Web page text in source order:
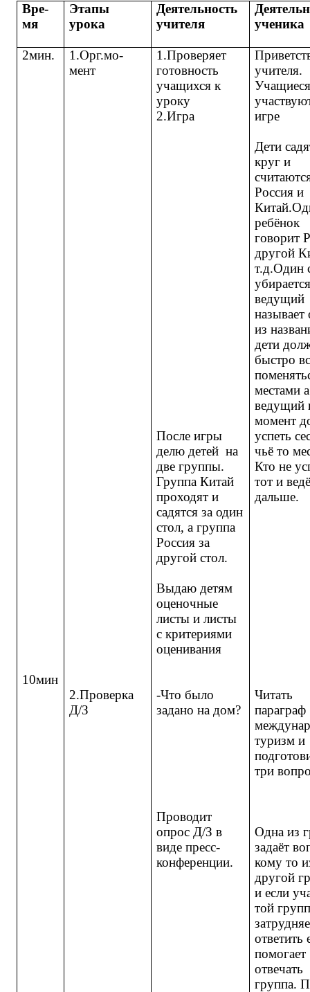
Вре-
мя
Этапы
урока
Деятельность
учителя
ученика
2мин.
10мин
1.Орг.мо-
мент
2.Проверка
Д/З
1.Проверяет
готовность
учащихся к
уроку
2.Игра
После игры
делю детей на
две группы.
Группа Китай
проходят и
садятся за один
стол, а группа
Россия за
другой стол.
Выдаю детям
оценочные
листы и листы
с критериями
оценивания
-Что было
задано на дом?
Проводит
опрос Д/З в
виде пресс-
конференции.
учителя.
игре
Дети
круг и
Россия и
ребёнок
говорит
другой
т.д.Один
ведущий
называет
из
дети
быстро
местами а
ведущий
момент
успеть
чьё то
Кто не
тот и
дальше.
Читать
параграф
туризм и
три
Одна из
задаёт
кому то
другой
и если
той
ответить
помогает
отвечать
группа.